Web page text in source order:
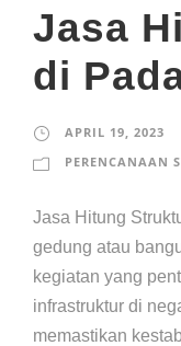
Jasa
di
APRIL 19, 2023
PERENCANAAN
Jasa Hitung
gedung atau
kegiatan yang
infrastruktur di
memastikan